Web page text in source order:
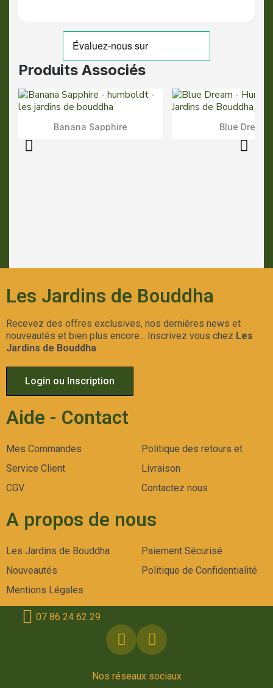
Produits Associés
Aperçu Rapide
Banana Sapphire Aperçu
Blue Dream
Les Jardins de Bouddha
Recevez des offres exclusives, nos dernières news et
nouveautés et bien plus encore... Inscrivez vous chez Les
Jardins de Bouddha
Login ou Inscription
Aide - Contact
Mes Commandes
Service Client
CGV
Politique des retours et
Livraison
Contactez nous
A propos de nous
Les Jardins de Bouddha
Nouveautés
Mentions Légales
Paiement Sécurisé
Politique de Confidentialité
Nos réseaux sociaux
07 86 24 62 29